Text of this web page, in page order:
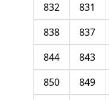
831
832
837
838
843
844
849
850